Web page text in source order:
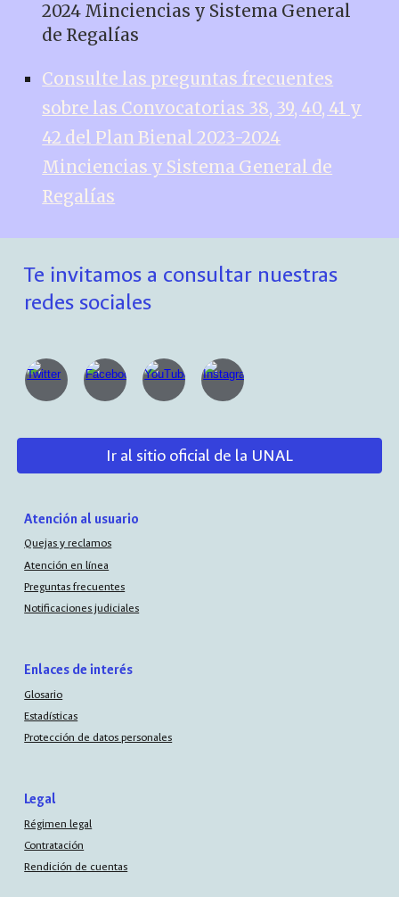
2024 Minciencias y Sistema General
de Regalías
Consulte las preguntas frecuentes
sobre las Convocatorias 38, 39, 40, 41 y
42 del Plan Bienal 2023-2024
Minciencias y Sistema General de
Regalías
Te invitamos a consultar nuestras
redes sociales
Ir al sitio oficial de la UNAL
Atención al usuario
Quejas y reclamos
Atención en línea
Preguntas frecuentes
Notificaciones judiciales
Enlaces de interés
Glosario
Estadísticas
Protección de datos personales
Legal
Régimen legal
Contratación
Rendición de cuentas